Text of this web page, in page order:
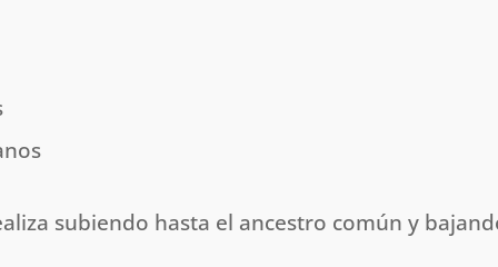
subiendo hasta el ancestro común y